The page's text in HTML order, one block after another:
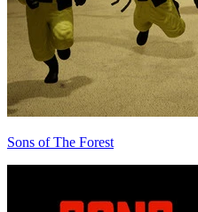
Sons of The Forest